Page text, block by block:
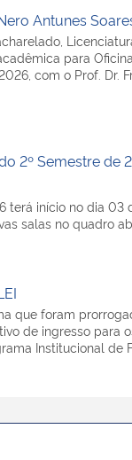
Antunes
para
com o Prof. Dr.
2º Semestre de
terá início no dia 03
salas no quadro
que foram
de ingresso para
Institucional de